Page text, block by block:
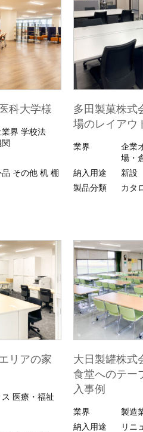
科大学様
界 学校法
その他 机 棚
多田製菓株式
場のレイアウ
業界 企業
場・
納入用途
新設
製品分類
カタ
リアの家
医療・福祉
大日製罐株式
食堂へのテー
入事例
業界
製造
納入用途
リニ